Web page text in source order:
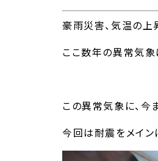
豪雨災害、気温の上
ここ数年の異常気象
この異常気象に、今
今回は耐震をメイン